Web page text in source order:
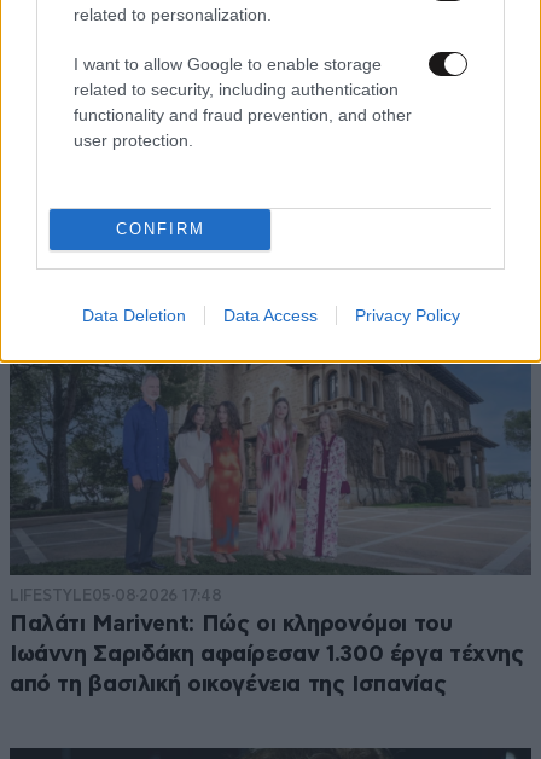
related to personalization.
I want to allow Google to enable storage
related to security, including authentication
functionality and fraud prevention, and other
user protection.
CONFIRM
Data Deletion Data Access Privacy Policy
LIFESTYLE05·08·2026 17:48
Παλάτι Marivent: Πώς οι κληρονόμοι του
Ιωάννη Σαριδάκη αφαίρεσαν 1.300 έργα τέχνης
από τη βασιλική οικογένεια της Ισπανίας